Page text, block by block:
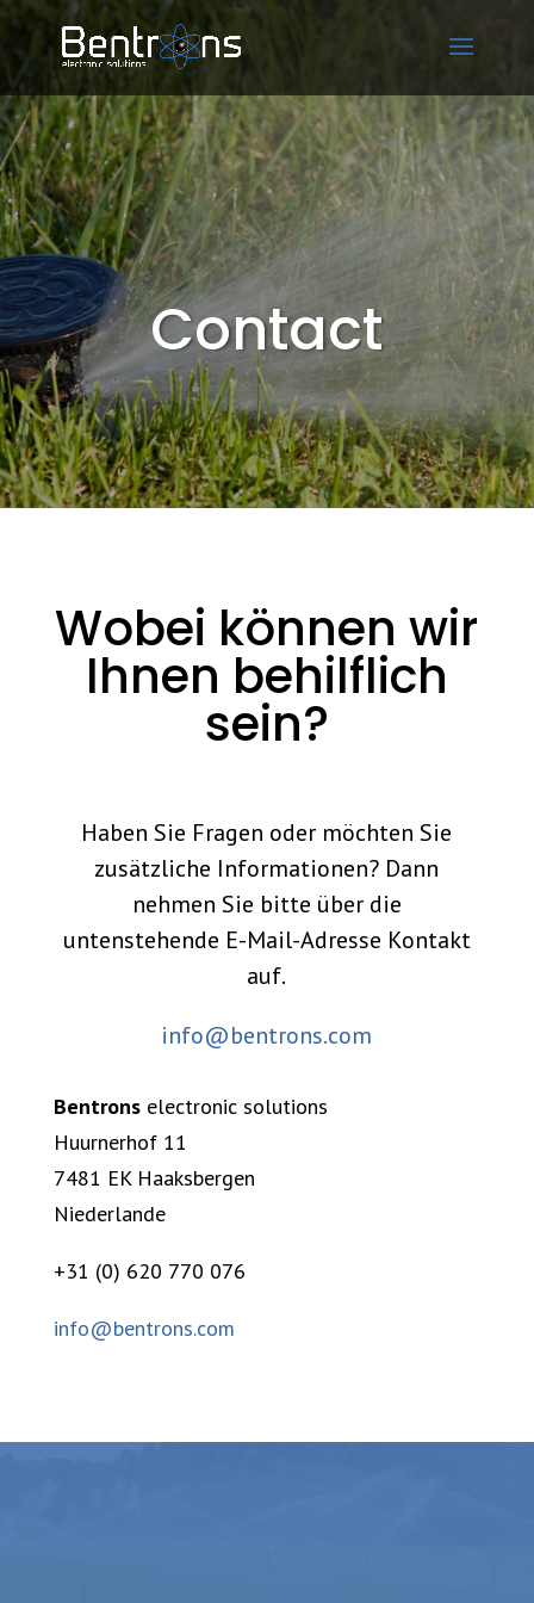
Contact
Wobei können wir
Ihnen behilflich
sein?
Haben Sie Fragen oder möchten Sie
zusätzliche Informationen? Dann
nehmen Sie bitte über die
untenstehende E-Mail-Adresse Kontakt
auf.
info@bentrons.com
Bentrons electronic solutions
Huurnerhof 11
7481 EK Haaksbergen
Niederlande
+31 (0) 620 770 076
info@bentrons.com